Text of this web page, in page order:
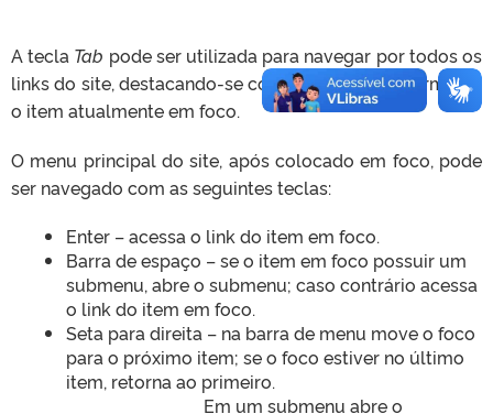
A tecla Tab pode ser utilizada para navegar por todos os
links do site, destacando-se com um contorno vermelho
o item atualmente em foco.
O menu principal do site, após colocado em foco, pode
ser navegado com as seguintes teclas:
Enter – acessa o link do item em foco.
Barra de espaço – se o item em foco possuir um
submenu, abre o submenu; caso contrário acessa
o link do item em foco.
Seta para direita – na barra de menu move o foco
para o próximo item; se o foco estiver no último
item, retorna ao primeiro.
Em um submenu abre o